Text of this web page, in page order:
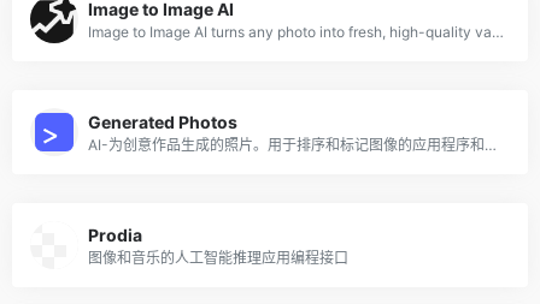
Image to Image AI
Image to Image AI turns any photo into fresh, high-quality variations in seconds
Generated Photos
AI-为创意作品生成的照片。用于排序和标记图像的应用程序和应用编程接口。
Prodia
图像和音乐的人工智能推理应用编程接口